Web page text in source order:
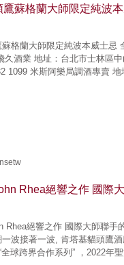
蘇格蘭大師限定純波本
大師限定純波本威士忌 全台菸酒專一覽
久酒業 地址：台北市士林區中
1099 米斯阿樂局調酒專賣 地
Rhea絕響之作 國際大
國際大師聯手的風雅與魅力 全
波接著一波, 肯塔基貓頭鷹酒
球跨界合作系列” ，2022年聖